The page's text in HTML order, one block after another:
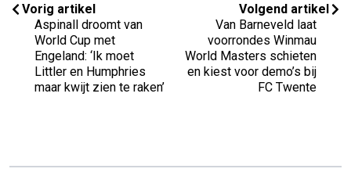
Vorig artikel
Aspinall droomt van
World Cup met
Engeland: ‘Ik moet
Littler en Humphries
maar kwijt zien te raken’
Volgend artikel
Van Barneveld laat
voorrondes Winmau
World Masters schieten
en kiest voor demo’s bij
FC Twente